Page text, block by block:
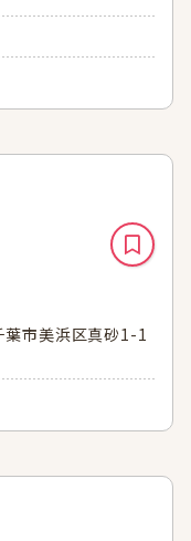
市美浜区真砂1-1